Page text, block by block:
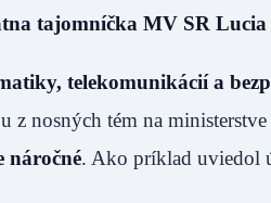
tajomníčka MV SR
telekomunikácií a
z nosných tém na
náročné. Ako príklad uviedol